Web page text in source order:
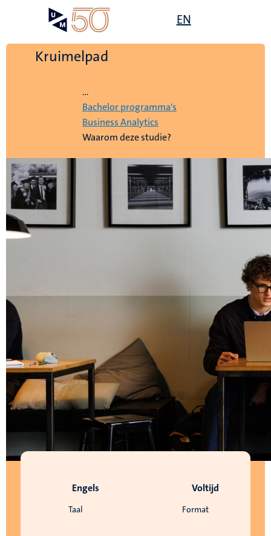
EN
the
Kruimelpad
...
Bachelor programma's
Business Analytics
Waarom deze studie?
Taal
Engels
Format
Voltijd